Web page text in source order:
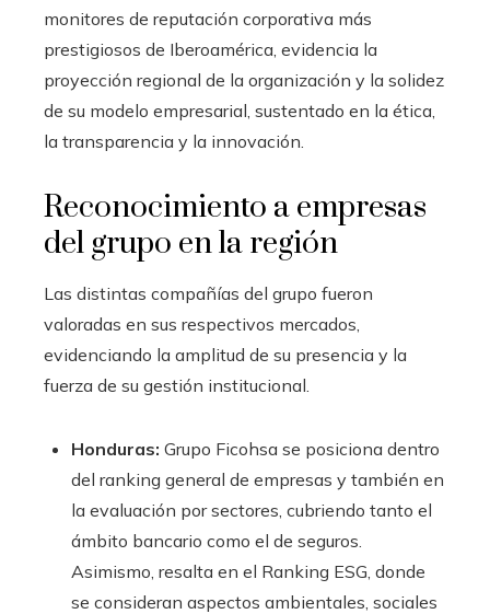
monitores de reputación corporativa más
prestigiosos de Iberoamérica, evidencia la
proyección regional de la organización y la solidez
de su modelo empresarial, sustentado en la ética,
la transparencia y la innovación.
Reconocimiento a empresas
del grupo en la región
Las distintas compañías del grupo fueron
valoradas en sus respectivos mercados,
evidenciando la amplitud de su presencia y la
fuerza de su gestión institucional.
Honduras: Grupo Ficohsa se posiciona dentro
del ranking general de empresas y también en
la evaluación por sectores, cubriendo tanto el
ámbito bancario como el de seguros.
Asimismo, resalta en el Ranking ESG, donde
se consideran aspectos ambientales, sociales